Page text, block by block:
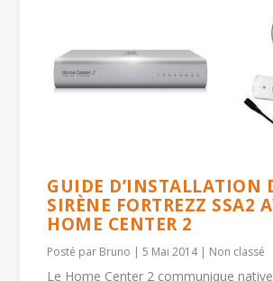
GUIDE D’INSTALLATION
SIRÈNE FORTREZZ SSA2
HOME CENTER 2
Posté par Bruno |5 Mai 2014| Non classé
Le Home Center 2 communique